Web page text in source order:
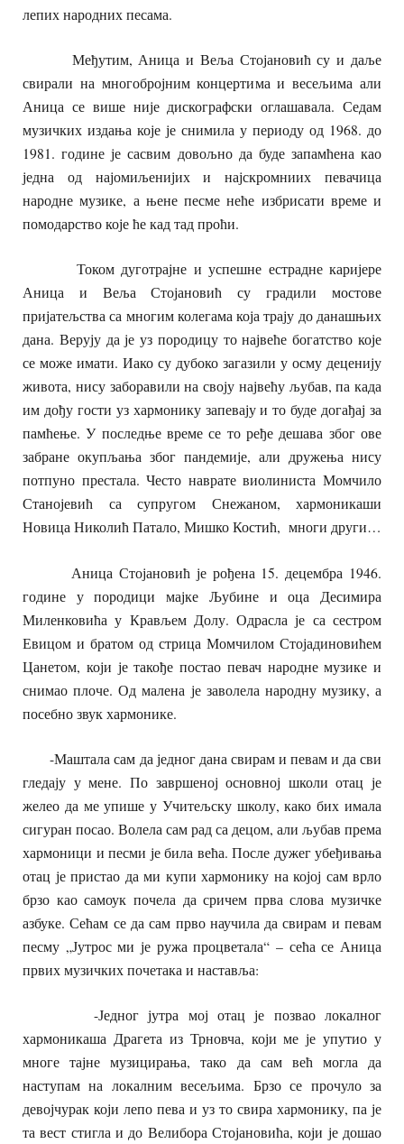
лепих народних песама.
Међутим, Аница и Веља Стојановић су и даље
свирали на многобројним концертима и весељима али
Аница се више није дискографски оглашавала. Седам
музичких издања које је снимила у периоду од 1968. до
1981. године је сасвим довољно да буде запамћена као
једна од најомиљенијих и најскромниих певачица
народне музике, а њене песме неће избрисати време и
помодарство које ће кад тад проћи.
Током дуготрајне и успешне естрадне каријере
Аница и Веља Стојановић су градили мостове
пријатељства са многим колегама која трају до данашњих
дана. Верују да је уз породицу то највеће богатство које
се може имати. Иако су дубоко загазили у осму деценију
живота, нису заборавили на своју највећу љубав, па када
им дођу гости уз хармонику запевају и то буде догађај за
памћење. У последње време се то ређе дешава због ове
забране окупљања због пандемије, али дружења нису
потпуно престала. Често наврате виолиниста Момчило
Станојевић са супругом Снежаном, хармоникаши
Новица Николић Патало, Мишко Костић, многи други…
Аница Стојановић је рођена 15. децембра 1946.
године у породици мајке Љубине и оца Десимира
Миленковића у Крављем Долу. Одрасла је са сестром
Евицом и братом од стрица Момчилом Стојадиновићем
Цанетом, који је такође постао певач народне музике и
снимао плоче. Од малена је заволела народну музику, а
посебно звук хармонике.
-Маштала сам да једног дана свирам и певам и да сви
гледају у мене. По завршеној основној школи отац је
желео да ме упише у Учитељску школу, како бих имала
сигуран посао. Волела сам рад са децом, али љубав према
хармоници и песми је била већа. После дужег убеђивања
отац је пристао да ми купи хармонику на којој сам врло
брзо као самоук почела да сричем прва слова музичке
азбуке. Сећам се да сам прво научила да свирам и певам
песму „Јутрос ми је ружа процветала“ – сећа се Аница
првих музичких почетака и наставља:
-Једног јутра мој отац је позвао локалног
хармоникаша Драгета из Трновча, који ме је упутио у
многе тајне музицирања, тако да сам већ могла да
наступам на локалним весељима. Брзо се прочуло за
девојчурак који лепо пева и уз то свира хармонику, па је
та вест стигла и до Велибора Стојановића, који је дошао